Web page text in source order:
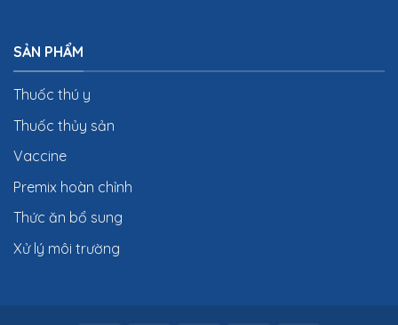
SẢN PHẨM
Thuốc thú y
Thuốc thủy sản
Vaccine
Premix hoàn chỉnh
Thức ăn bổ sung
Xử lý môi trường